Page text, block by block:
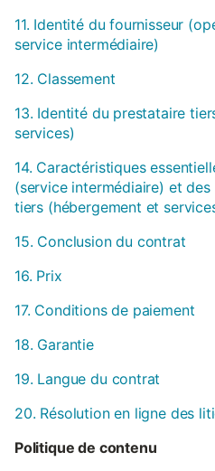
11. Identité du fournisseur
service intermédiaire)
12. Classement
13. Identité du prestataire
services)
14. Caractéristiques
(service intermédiaire) et
tiers (hébergement et
15. Conclusion du contrat
16. Prix
17. Conditions de paiement
18. Garantie
19. Langue du contrat
20. Résolution en ligne des
Politique de contenu